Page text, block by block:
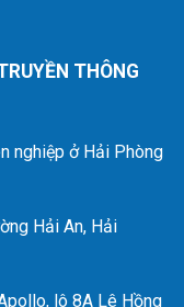
THÔNG
nghiệp ở Hải Phòng
Hải An, Hải
lô 8A Lê Hồng